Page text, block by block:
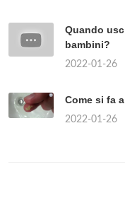
Quando
bambini?
2022-01-26
Come si fa
2022-01-26